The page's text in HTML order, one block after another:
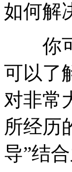
如何解
你可
可以了
对非常
所经历
导”结